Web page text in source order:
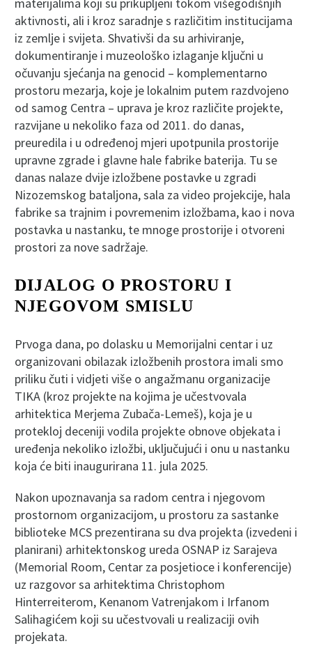
materijalima koji su prikupljeni tokom višegodišnjih
aktivnosti, ali i kroz saradnje s različitim institucijama
iz zemlje i svijeta. Shvativši da su arhiviranje,
dokumentiranje i muzeološko izlaganje ključni u
očuvanju sjećanja na genocid – komplementarno
prostoru mezarja, koje je lokalnim putem razdvojeno
od samog Centra – uprava je kroz različite projekte,
razvijane u nekoliko faza od 2011. do danas,
preuredila i u određenoj mjeri upotpunila prostorije
upravne zgrade i glavne hale fabrike baterija. Tu se
danas nalaze dvije izložbene postavke u zgradi
Nizozemskog bataljona, sala za video projekcije, hala
fabrike sa trajnim i povremenim izložbama, kao i nova
postavka u nastanku, te mnoge prostorije i otvoreni
prostori za nove sadržaje.
DIJALOG O PROSTORU I
NJEGOVOM SMISLU
Prvoga dana, po dolasku u Memorijalni centar i uz
organizovani obilazak izložbenih prostora imali smo
priliku čuti i vidjeti više o angažmanu organizacije
TIKA (kroz projekte na kojima je učestvovala
arhitektica Merjema Zubača-Lemeš), koja je u
protekloj deceniji vodila projekte obnove objekata i
uređenja nekoliko izložbi, uključujući i onu u nastanku
koja će biti inaugurirana 11. jula 2025.
Nakon upoznavanja sa radom centra i njegovom
prostornom organizacijom, u prostoru za sastanke
biblioteke MCS prezentirana su dva projekta (izvedeni i
planirani) arhitektonskog ureda OSNAP iz Sarajeva
(Memorial Room, Centar za posjetioce i konferencije)
uz razgovor sa arhitektima Christophom
Hinterreiterom, Kenanom Vatrenjakom i Irfanom
Salihagićem koji su učestvovali u realizaciji ovih
projekata.